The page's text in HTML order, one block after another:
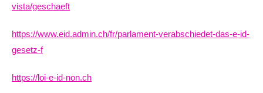
vista/geschaeft
https://www.eid.admin.ch/fr/parlament-verabschiedet-das-e-id-
gesetz-f
https://loi-e-id-non.ch